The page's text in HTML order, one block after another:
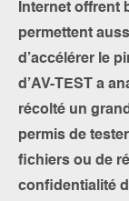
Internet offrent
permettent
d’accélérer le
d’AV-TEST a
récolté un
permis de
fichiers ou de
confidentialité